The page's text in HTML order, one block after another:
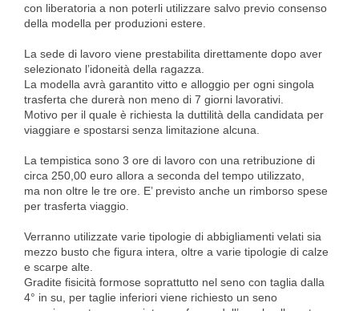
con liberatoria a non poterli utilizzare salvo previo consenso
della modella per produzioni estere.
La sede di lavoro viene prestabilita direttamente dopo aver
selezionato l’idoneità della ragazza.
La modella avrà garantito vitto e alloggio per ogni singola
trasferta che durerà non meno di 7 giorni lavorativi.
Motivo per il quale è richiesta la duttilità della candidata per
viaggiare e spostarsi senza limitazione alcuna.
La tempistica sono 3 ore di lavoro con una retribuzione di
circa 250,00 euro allora a seconda del tempo utilizzato,
ma non oltre le tre ore. E’ previsto anche un rimborso spese
per trasferta viaggio.
Verranno utilizzate varie tipologie di abbigliamenti velati sia
mezzo busto che figura intera, oltre a varie tipologie di calze
e scarpe alte.
Gradite fisicità formose soprattutto nel seno con taglia dalla
4° in su, per taglie inferiori viene richiesto un seno